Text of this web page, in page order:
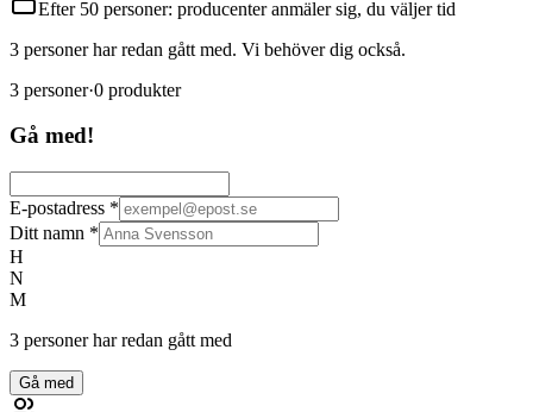
Efter 50 personer: producenter anmäler sig, du väljer tid
3 personer har redan gått med. Vi behöver dig också.
3 personer·0 produkter
Gå med!
E-postadress *
Ditt namn *
H
N
M
3 personer har redan gått med
Gå med